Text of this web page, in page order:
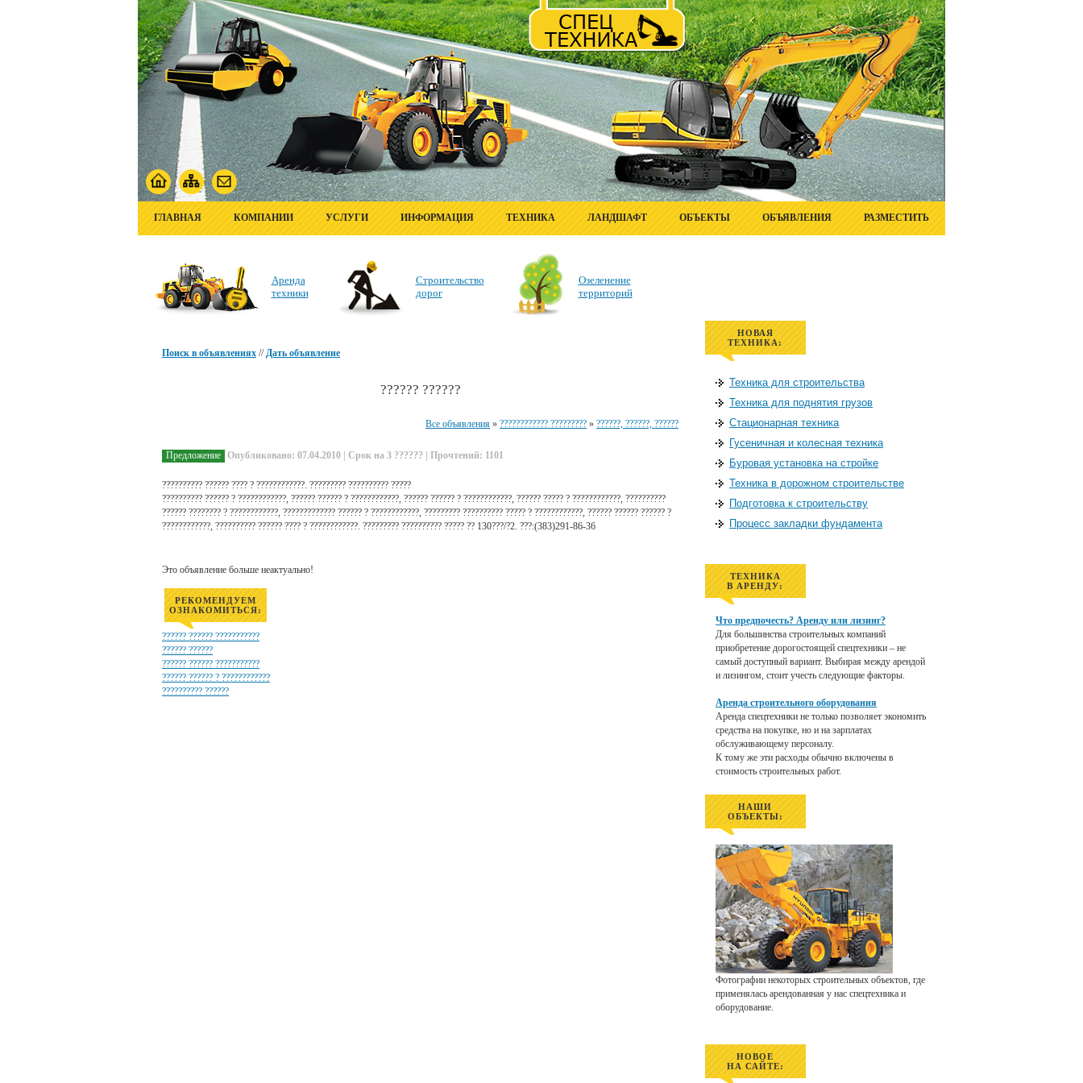
ГЛАВНАЯ КОМПАНИИ УСЛУГИ ИНФОРМАЦИЯ ТЕХНИКА ЛАНДШАФТ ОБЪЕКТЫ ОБЪЯВЛЕНИЯ РАЗМЕСТИТЬ
Аренда
техники
Строительство
дорог
Озеленение
территорий
Поиск в объявлениях //Дать объявление
?????? ??????
Все объявления » ???????????? ????????? » ??????, ??????, ??????
Предложение Опубликовано: 07.04.2010 | Срок на 3 ?????? | Прочтений: 1101
?????????? ?????? ???? ? ????????????. ????????? ?????????? ?????
?????????? ?????? ? ????????????, ?????? ?????? ? ????????????, ?????? ?????? ? ????????????, ?????? ????? ? ????????????, ??????????
?????? ???????? ? ????????????, ????????????? ?????? ? ????????????, ????????? ?????????? ????? ? ????????????, ?????? ?????? ?????? ?
????????????, ?????????? ?????? ???? ? ????????????. ????????? ?????????? ????? ?? 130???/?2. ???:(383)291-86-36
Это объявление больше неактуально!
РЕКОМЕНДУЕМ
ОЗНАКОМИТЬСЯ:
?????? ?????? ???????????
?????? ??????
?????? ?????? ???????????
?????? ?????? ? ????????????
?????????? ??????
НОВАЯ
ТЕХНИКА:
Техника для строительства
Техника для поднятия грузов
Стационарная техника
Гусеничная и колесная техника
Буровая установка на стройке
Техника в дорожном строительстве
Подготовка к строительству
Процесс закладки фундамента
ТЕХНИКА
В АРЕНДУ:
Что предпочесть? Аренду или лизинг?
Для большинства строительных компаний
приобретение дорогостоящей спецтехники – не
самый доступный вариант. Выбирая между арендой
и лизингом, стоит учесть следующие факторы.
Аренда строительного оборудования
Аренда спецтехники не только позволяет экономить
средства на покупке, но и на зарплатах
обслуживающему персоналу.
К тому же эти расходы обычно включены в
стоимость строительных работ.
НАШИ
ОБЪЕКТЫ:
Фотографии некоторых строительных объектов, где
применялась арендованная у нас спецтехника и
оборудование.
НОВОЕ
НА САЙТЕ: